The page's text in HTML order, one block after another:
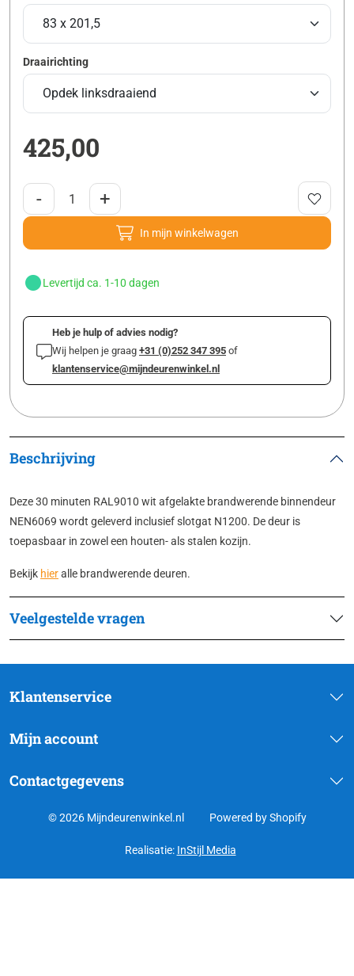
Draairichting
425,00
- +
In mijn winkelwagen
Levertijd ca. 1-10 dagen
Heb je hulp of advies nodig?
Wij helpen je graag +31 (0)252 347 395 of
klantenservice@mijndeurenwinkel.nl
Beschrijving
Deze 30 minuten RAL9010 wit afgelakte brandwerende binnendeur
NEN6069 wordt geleverd inclusief slotgat N1200. De deur is
toepasbaar in zowel een houten- als stalen kozijn.
Bekijk hieralle brandwerende deuren.
Veelgestelde vragen
Klantenservice
Mijn account
Contactgegevens
© 2026 Mijndeurenwinkel.nl Powered by Shopify
Realisatie: InStijl Media